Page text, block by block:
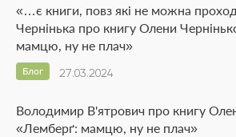
«…є книги, повз які не можна
Чернінька про книгу Олени
мамцю, ну не плач»
27.03.2024
Блог
Володимир В'ятрович про книгу
«Лемберґ: мамцю, ну не плач»